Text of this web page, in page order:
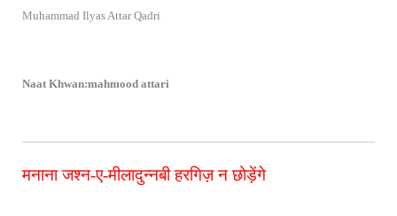
Muhammad Ilyas Attar Qadri
Naat Khwan:mahmood attari
मनाना जश्न-ए-मीलादुन्नबी हरगिज़ न छोड़ेंगे